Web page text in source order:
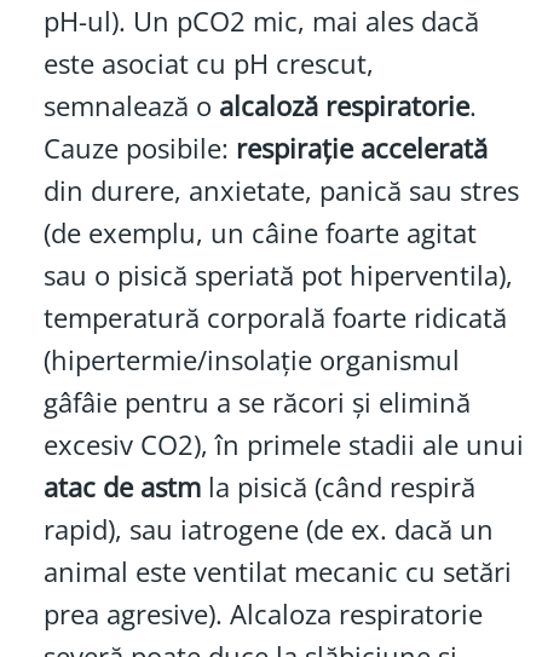
pH-ul). Un pCO2 mic, mai ales dacă
este asociat cu pH crescut,
semnalează o alcaloză respiratorie.
Cauze posibile: respirație accelerată
din durere, anxietate, panică sau stres
(de exemplu, un câine foarte agitat
sau o pisică speriată pot hiperventila),
temperatură corporală foarte ridicată
(hipertermie/insolație organismul
gâfâie pentru a se răcori și elimină
excesiv CO2), în primele stadii ale unui
atac de astmla pisică (când respiră
rapid), sau iatrogene (de ex. dacă un
animal este ventilat mecanic cu setări
prea agresive). Alcaloza respiratorie